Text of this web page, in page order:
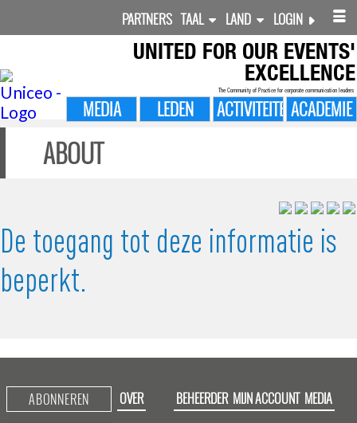
PARTNERS TAAL LAND LOGIN
UNITED FOR OUR EVENTS'
EXCELLENCE
The Community of Practice for corporate communication leaders
MEDIA LEDEN ACTIVITEITENACADEMIE
ABOUT
De toegang tot deze informatie is
beperkt.
ABONNEREN
OVER BEHEERDER MIJN ACCOUNT MEDIA